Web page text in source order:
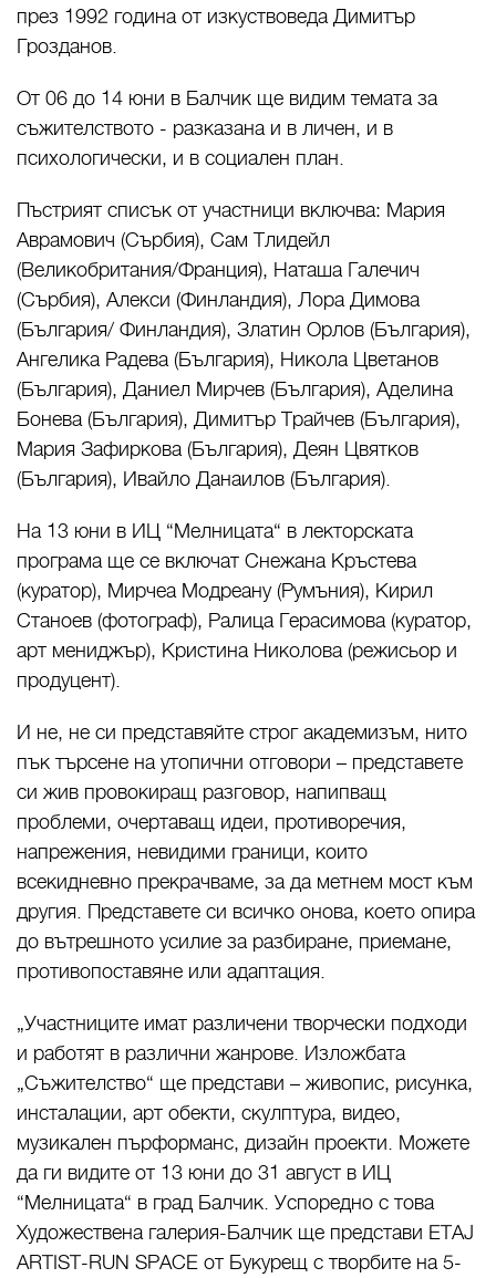
през 1992 година от изкуствоведа Димитър
Грозданов.
От 06 до 14 юни в Балчик ще видим темата за
съжителството - разказана и в личен, и в
психологически, и в социален план.
Пъстрият списък от участници включва: Мария
Аврамович (Сърбия), Сам Тлидейл
(Великобритания/Франция), Наташа Галечич
(Сърбия), Алекси (Финландия), Лора Димова
(България/ Финландия), Златин Орлов (България),
Ангелика Радева (България), Никола Цветанов
(България), Даниел Мирчев (България), Аделина
Бонева (България), Димитър Трайчев (България),
Мария Зафиркова (България), Деян Цвятков
(България), Ивайло Данаилов (България).
На 13 юни в ИЦ “Мелницата“ в лекторската
програма ще се включат Снежана Кръстева
(куратор), Мирчеа Модреану (Румъния), Кирил
Станоев (фотограф), Ралица Герасимова (куратор,
арт мениджър), Кристина Николова (режисьор и
продуцент).
И не, не си представяйте строг академизъм, нито
пък търсене на утопични отговори – представете
си жив провокиращ разговор, напипващ
проблеми, очертаващ идеи, противоречия,
напрежения, невидими граници, които
всекидневно прекрачваме, за да метнем мост към
другия. Представете си всичко онова, което опира
до вътрешното усилие за разбиране, приемане,
противопоставяне или адаптация.
„Участниците имат различени творчески подходи
и работят в различни жанрове. Изложбата
„Съжителство“ ще представи – живопис, рисунка,
инсталации, арт обекти, скулптура, видео,
музикален пърформанс, дизайн проекти. Можете
да ги видите от 13 юни до 31 август в ИЦ
“Мелницата“ в град Балчик. Успоредно с това
Художествена галерия-Балчик ще представи ETAJ
ARTIST-RUN SPACE от Букурещ с творбите на 5-